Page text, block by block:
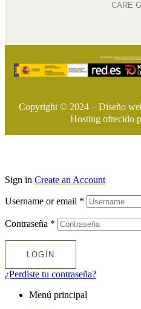
CARE
Copyright © 2024 – Diseño
Hosting ofrecido
Sign in Create an Account
Username or email *
Contraseña *
LOGIN
¿Perdiste tu contraseña?
Menú principal